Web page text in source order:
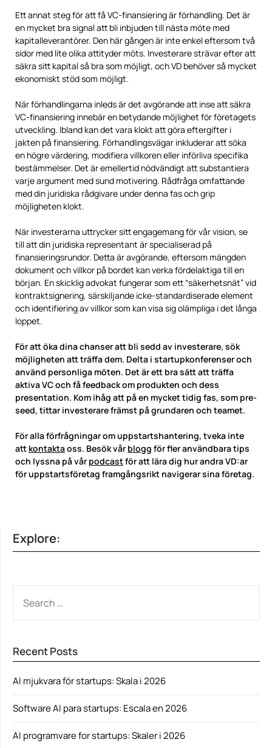
Ett annat steg för att få VC-finansiering är förhandling. Det är
en mycket bra signal att bli inbjuden till nästa möte med
kapitalleverantörer. Den här gången är inte enkel eftersom två
sidor med lite olika attityder möts. Investerare strävar efter att
säkra sitt kapital så bra som möjligt, och VD behöver så mycket
ekonomiskt stöd som möjligt.
När förhandlingarna inleds är det avgörande att inse att säkra
VC-finansiering innebär en betydande möjlighet för företagets
utveckling. Ibland kan det vara klokt att göra eftergifter i
jakten på finansiering. Förhandlingsvägar inkluderar att söka
en högre värdering, modifiera villkoren eller införliva specifika
bestämmelser. Det är emellertid nödvändigt att substantiera
varje argument med sund motivering. Rådfråga omfattande
med din juridiska rådgivare under denna fas och grip
möjligheten klokt.
När investerarna uttrycker sitt engagemang för vår vision, se
till att din juridiska representant är specialiserad på
finansieringsrundor. Detta är avgörande, eftersom mängden
dokument och villkor på bordet kan verka fördelaktiga till en
början. En skicklig advokat fungerar som ett “säkerhetsnät” vid
kontraktsignering, särskiljande icke-standardiserade element
och identifiering av villkor som kan visa sig olämpliga i det långa
loppet.
För att öka dina chanser att bli sedd av investerare, sök
möjligheten att träffa dem. Delta i startupkonferenser och
använd personliga möten. Det är ett bra sätt att träffa
aktiva VC och få feedback om produkten och dess
presentation. Kom ihåg att på en mycket tidig fas, som pre-
seed, tittar investerare främst på grundaren och teamet.
För alla förfrågningar om uppstartshantering, tveka inte
att kontaktaoss. Besök vår blogg för fler användbara tips
och lyssna på vår podcastför att lära dig hur andra VD:ar
för uppstartsföretag framgångsrikt navigerar sina företag.
Explore:
FOR:
Recent Posts
AI mjukvara för startups: Skala i 2026
Software AI para startups: Escala en 2026
AI programvare for startups: Skaler i 2026